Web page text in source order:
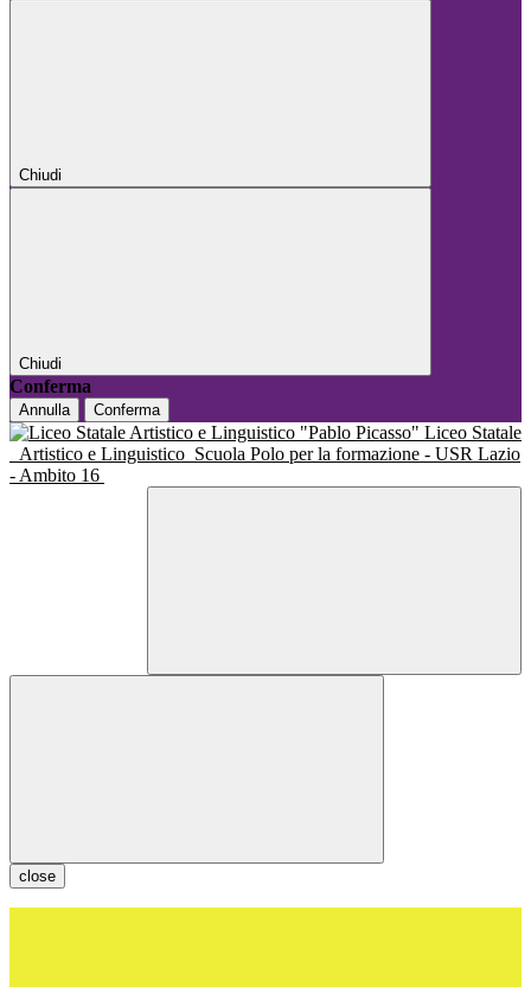
Chiudi
Chiudi
Conferma
Annulla Conferma
Liceo Statale
Artistico e Linguistico Scuola Polo per la formazione - USR Lazio
- Ambito 16
close